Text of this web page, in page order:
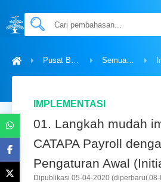
Pusat Bantuan Semua Topik
IMPLEMENTASI
01. Langkah mudah
CATAPA Payroll
Pengaturan Awal
Dipublikasi 05-04-2020 (diperbarui